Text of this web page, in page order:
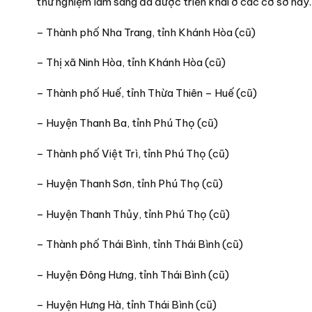
– Thành phố Nha Trang, tỉnh Khánh Hòa (cũ)
– Thị xã Ninh Hòa, tỉnh Khánh Hòa (cũ)
– Thành phố Huế, tỉnh Thừa Thiên – Huế (cũ)
– Huyện Thanh Ba, tỉnh Phú Thọ (cũ)
– Thành phố Việt Trì, tỉnh Phú Thọ (cũ)
– Huyện Thanh Sơn, tỉnh Phú Thọ (cũ)
– Huyện Thanh Thủy, tỉnh Phú Thọ (cũ)
– Thành phố Thái Bình, tỉnh Thái Bình (cũ)
– Huyện Đông Hưng, tỉnh Thái Bình (cũ)
– Huyện Hưng Hà, tỉnh Thái Bình (cũ)